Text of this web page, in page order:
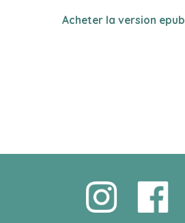
Acheter la version epub